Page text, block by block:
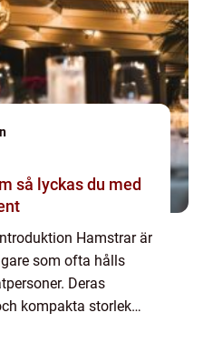
Hamstrar är
som ofta hålls
Deras
kompakta storlek